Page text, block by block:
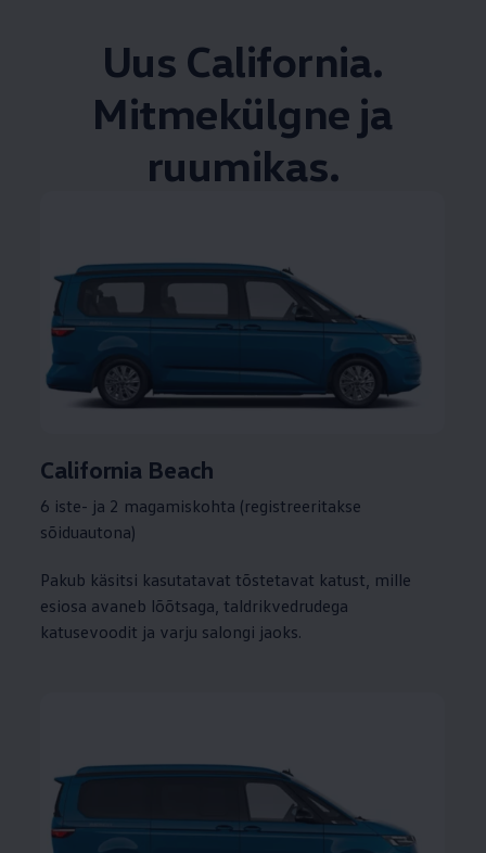
Uus California.
Mitmekülgne ja
ruumikas.
California Beach
6 iste- ja 2 magamiskohta (registreeritakse
sõiduautona)
Pakub käsitsi kasutatavat tõstetavat katust, mille
esiosa avaneb lõõtsaga, taldrikvedrudega
katusevoodit ja varju salongi jaoks.